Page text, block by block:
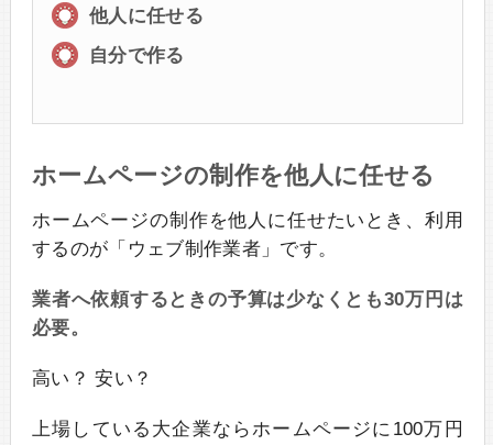
他人に任せる
自分で作る
ホームページの制作を他人に任せる
ホームページの制作を他人に任せたいとき、利用
するのが「ウェブ制作業者」です。
業者へ依頼するときの予算は少なくとも30万円は
必要。
高い？ 安い？
上場している大企業ならホームページに100万円